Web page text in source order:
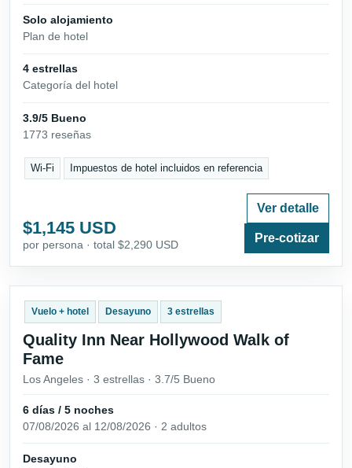
Solo alojamiento
Plan de hotel
4 estrellas
Categoría del hotel
3.9/5 Bueno
1773 reseñas
Wi-Fi Impuestos de hotel incluidos en referencia
$1,145 USD
por persona · total $2,290 USD
Ver detalle
Pre-cotizar
Vuelo + hotel Desayuno 3 estrellas
Quality Inn Near Hollywood Walk of
Fame
Los Angeles · 3 estrellas · 3.7/5 Bueno
6 días / 5 noches
07/08/2026 al 12/08/2026 · 2 adultos
Desayuno